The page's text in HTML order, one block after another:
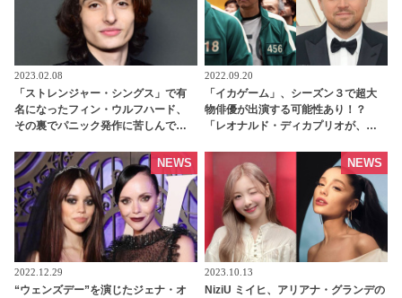
2023.02.08
「ストレンジャー・シングス」で有
名になったフィン・ウルフハード、
その裏でパニック発作に苦しんでい
んでいた」 そんな彼に手を差し伸べ
てくれたセレブとは・・？ -
tvgroove
2022.09.20
「イカゲーム」、シーズン３で超大
物俳優が出演する可能性あり！？
「レオナルド・ディカプリオが、
て・・」 ファン・ドンヒョク監督が
明かす - tvgroove
2022.12.29
“ウェンズデー”を演じたジェナ・オ
NEWS
2023.10.13
NiziU ミイヒ、アリアナ・グランデの
NEWS